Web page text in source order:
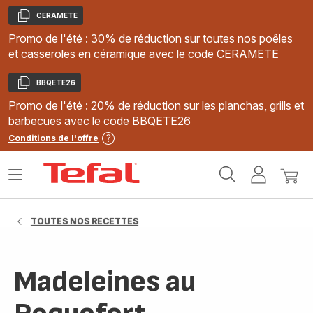
Copier
CERAMETE
Promo de l'été : 30% de réduction sur toutes nos poêles
et casseroles en céramique avec le code CERAMETE
Copier
BBQETE26
Promo de l'été : 20% de réduction sur les planchas, grills et
barbecues avec le code BBQETE26
Conditions de l'offre
MonMon
Ouvrir
TOUTES NOS RECETTES
Madeleines au